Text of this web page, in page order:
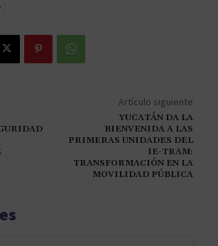
Artículo siguiente
YUCATÁN DA LA
BIENVENIDA A LAS
PRIMERAS UNIDADES DEL
IE-TRAM:
TRANSFORMACIÓN EN LA
MOVILIDAD PÚBLICA